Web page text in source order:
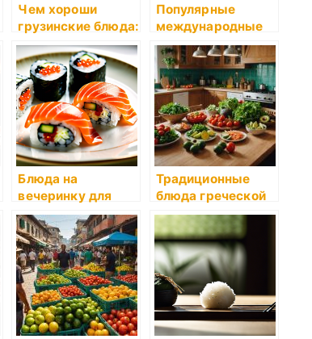
Чем хороши
грузинские блюда:
описание
Популярные
международные
ресторанные
блюда
Блюда на
вечеринку для
детей
Традиционные
блюда греческой
кухни